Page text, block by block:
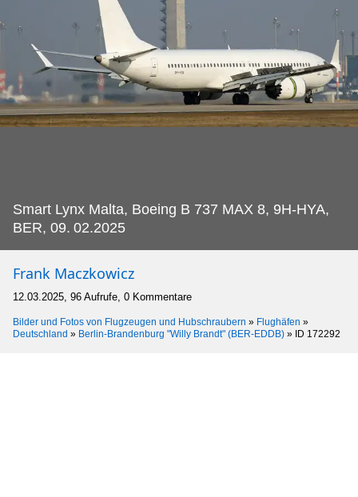
Smart Lynx Malta, Boeing B 737 MAX 8, 9H-HYA,
BER, 09. 02.2025
Frank Maczkowicz
12.03.2025, 96 Aufrufe, 0 Kommentare
Bilder und Fotos von Flugzeugen und Hubschraubern » Flughäfen »
Deutschland » Berlin-Brandenburg "Willy Brandt" (BER-EDDB) » ID 172292